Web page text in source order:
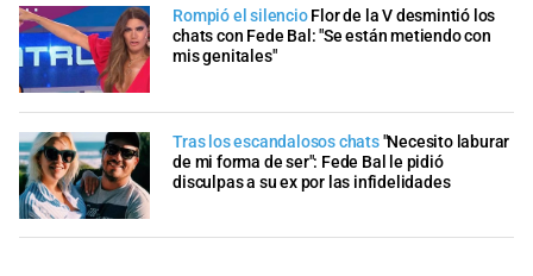
Rompió el silencio Flor de la V desmintió los
chats con Fede Bal: "Se están metiendo con
mis genitales"
Tras los escandalosos chats"Necesito laburar
de mi forma de ser": Fede Bal le pidió
disculpas a su ex por las infidelidades